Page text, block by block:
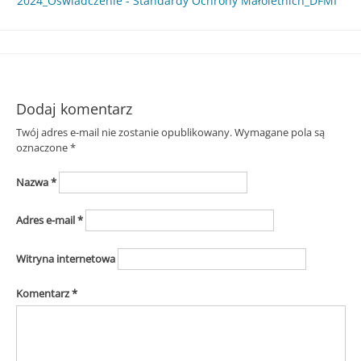
Dodaj komentarz
Twój adres e-mail nie zostanie opublikowany.Wymagane pola są
oznaczone*
Nazwa*
Adres e-mail*
Witryna internetowa
Komentarz*